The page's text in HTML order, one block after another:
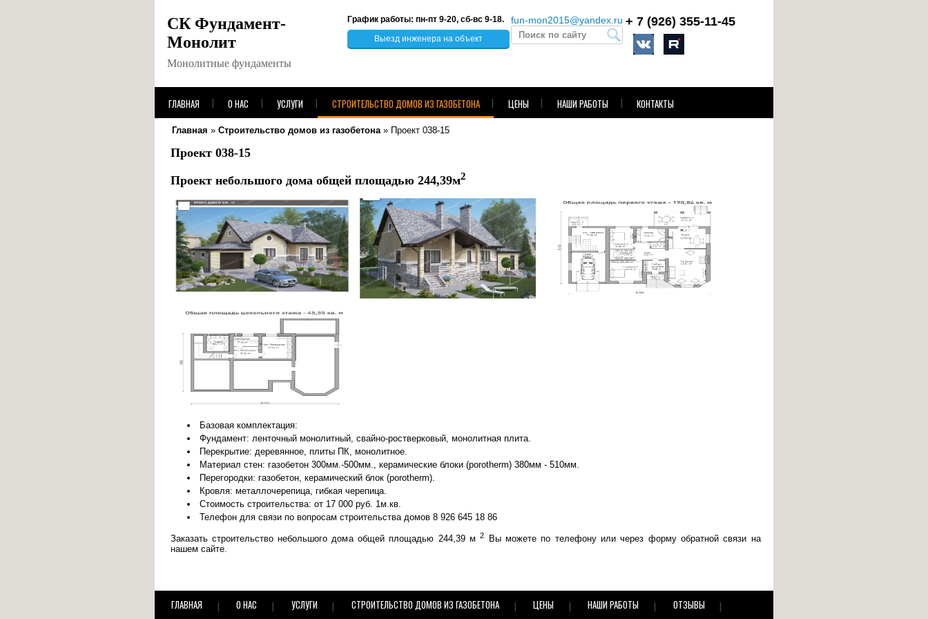
СК Фундамент-
Монолит
Монолитные фундаменты
График работы: пн-пт 9-20, сб-вс 9-18.
Выезд инженера на объект
fun-mon2015@yandex.ru + 7 (926) 355-11-45
ГЛАВНАЯ О НАС УСЛУГИ СТРОИТЕЛЬСТВО ДОМОВ ИЗ ГАЗОБЕТОНА ЦЕНЫ НАШИ РАБОТЫ КОНТАКТЫ
Главная » Строительство домов из газобетона» Проект 038-15
Проект 038-15
Проект небольшого дома общей площадью 244,39м2
Базовая комплектация:
Фундамент: ленточный монолитный, свайно-ростверковый, монолитная плита.
Перекрытие: деревянное, плиты ПК, монолитное.
Материал стен: газобетон 300мм.-500мм., керамические блоки (porotherm) 380мм - 510мм.
Перегородки: газобетон, керамический блок (porotherm).
Кровля: металлочерепица, гибкая черепица.
Стоимость строительства: от 17 000 руб. 1м.кв.
Телефон для связи по вопросам строительства домов 8 926 645 18 86
Заказать строительство небольшого дома общей площадью 244,39 м2
Вы можете по телефону или через форму обратной связи на
нашем сайте.
ГЛАВНАЯ О НАС УСЛУГИ СТРОИТЕЛЬСТВО ДОМОВ ИЗ ГАЗОБЕТОНА ЦЕНЫ НАШИ РАБОТЫ ОТЗЫВЫ